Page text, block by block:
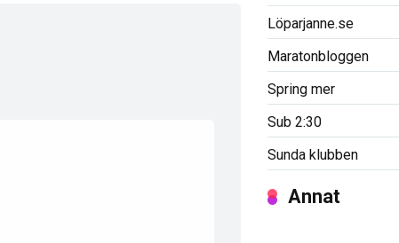
Löparjanne.se
Maratonbloggen
Spring mer
Sub 2:30
Sunda klubben
Annat